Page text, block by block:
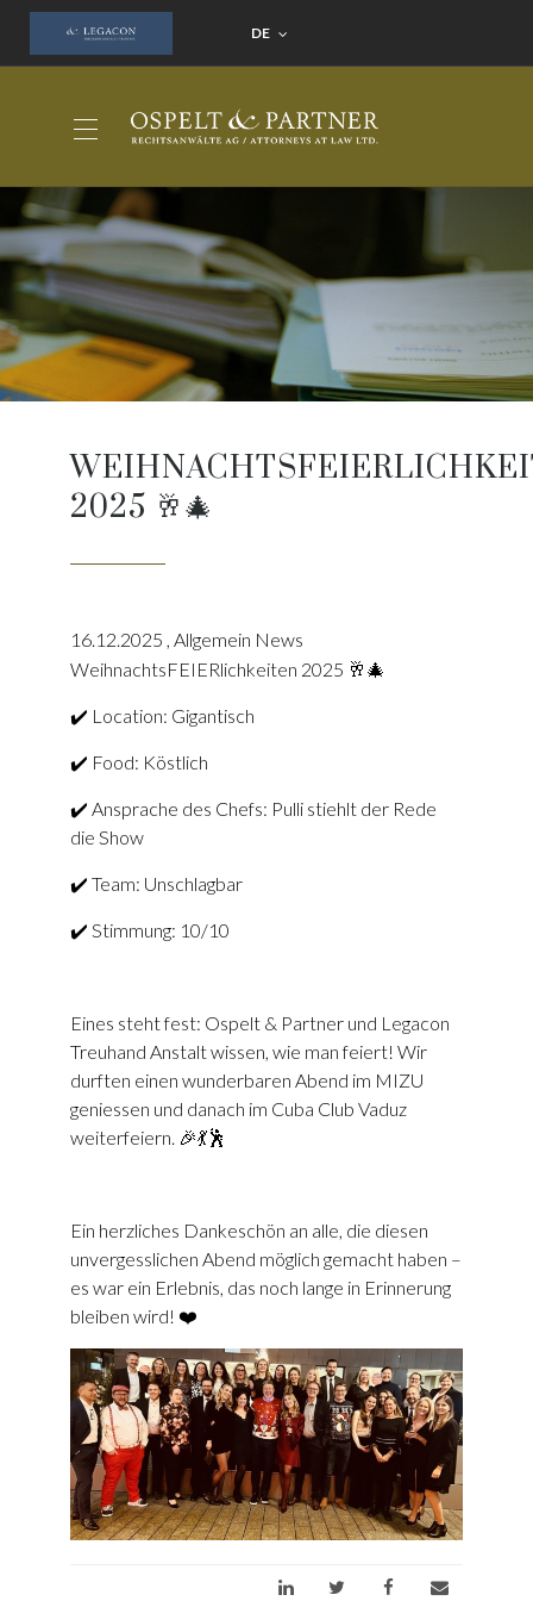
DE
2025 🥂🎄
16.12.2025 , Allgemein News
WeihnachtsFEIERlichkeiten 2025 🥂🎄
✔️ Location: Gigantisch
✔️ Food: Köstlich
✔️ Ansprache des Chefs: Pulli stiehlt der Rede
die Show
✔️ Team: Unschlagbar
✔️ Stimmung: 10/10
Eines steht fest: Ospelt & Partner und Legacon
Treuhand Anstalt wissen, wie man feiert! Wir
durften einen wunderbaren Abend im MIZU
geniessen und danach im Cuba Club Vaduz
weiterfeiern. 🎉💃🕺
Ein herzliches Dankeschön an alle, die diesen
unvergesslichen Abend möglich gemacht haben –
es war ein Erlebnis, das noch lange in Erinnerung
bleiben wird! ❤️